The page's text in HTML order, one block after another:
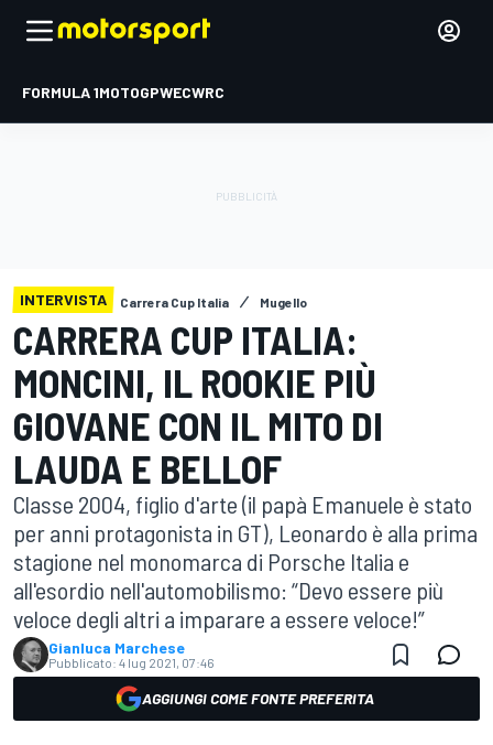
FORMULA 1MOTOGPWECWRC
INTERVISTA Carrera Cup Italia Mugello
CARRERA CUP ITALIA:
MONCINI, IL ROOKIE PIÙ
GIOVANE CON IL MITO DI
LAUDA E BELLOF
Classe 2004, figlio d'arte (il papà Emanuele è stato
per anni protagonista in GT), Leonardo è alla prima
stagione nel monomarca di Porsche Italia e
all'esordio nell'automobilismo: “Devo essere più
veloce degli altri a imparare a essere veloce!”
Gianluca Marchese
Pubblicato: 4 lug 2021, 07:46
AGGIUNGI COME FONTE PREFERITA